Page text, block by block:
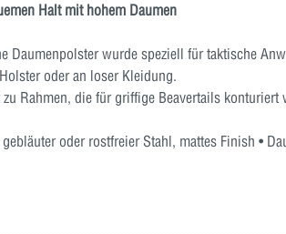
Halt mit hohem Daumen
Daumenpolster wurde speziell für taktische
oder an loser Kleidung.
zu Rahmen, die für griffige Beavertails konturiert
oder rostfreier Stahl, mattes Finish •